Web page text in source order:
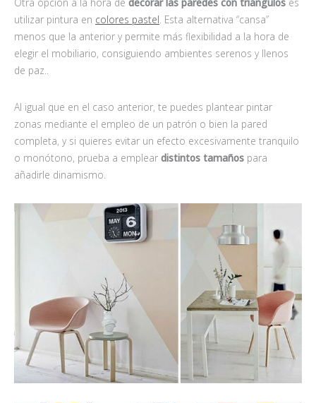
Otra opción a la hora de decorar las paredes con triángulos es
utilizar pintura en colores pastel. Esta alternativa “cansa”
menos que la anterior y permite más flexibilidad a la hora de
elegir el mobiliario, consiguiendo ambientes serenos y llenos
de paz..
Al igual que en el caso anterior, te puedes plantear pintar
zonas mediante el empleo de un patrón o bien la pared
completa, y si quieres evitar un efecto excesivamente tranquilo
o monótono, prueba a emplear distintos tamaños para
añadirle dinamismo.